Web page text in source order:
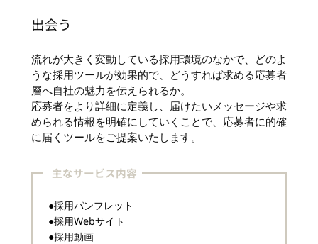
出会う
流れが大きく変動している採用環境のなかで、どのよ
うな採用ツールが効果的で、どうすれば求める応募者
層へ自社の魅力を伝えられるか。
応募者をより詳細に定義し、届けたいメッセージや求
められる情報を明確にしていくことで、応募者に的確
に届くツールをご提案いたします。
主なサービス内容
●採用パンフレット
●採用Webサイト
●採用動画